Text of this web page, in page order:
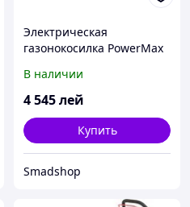
Электрическая
газонокосилка PowerMax
В наличии
4 545лей
Купить
Smadshop